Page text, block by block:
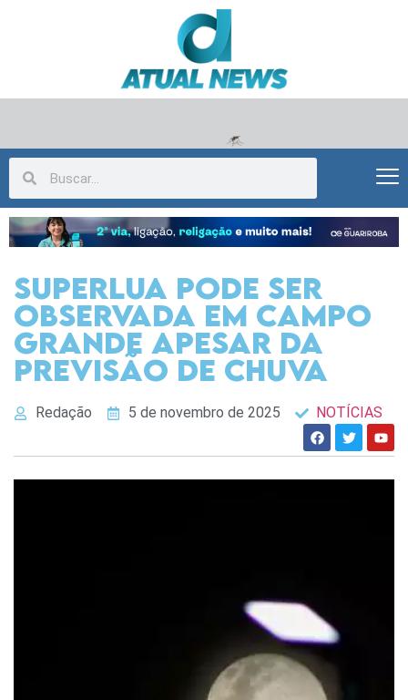
Superlua pode ser
observada em Campo
Grande apesar da
previsão de chuva
Redação 5 de novembro de 2025 NOTÍCIAS